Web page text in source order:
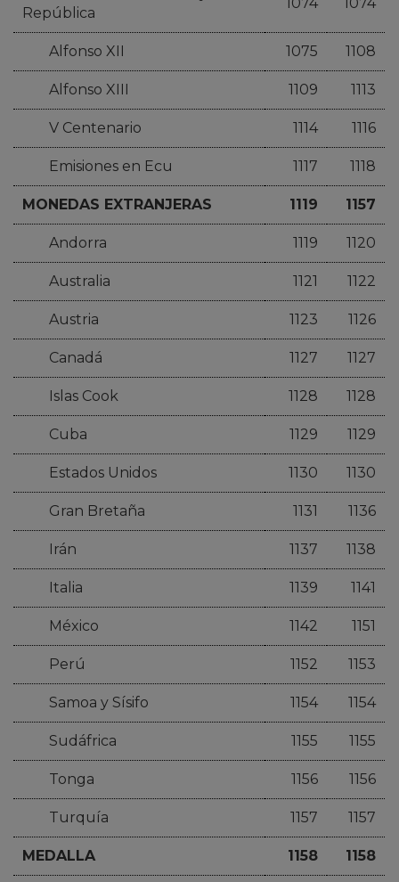
República
1074 1074
Alfonso XII 1075 1108
Alfonso XIII 1109 1113
V Centenario 1114 1116
Emisiones en Ecu 1117 1118
MONEDAS EXTRANJERAS 1119 1157
Andorra 1119 1120
Australia 1121 1122
Austria 1123 1126
Canadá 1127 1127
Islas Cook 1128 1128
Cuba 1129 1129
Estados Unidos 1130 1130
Gran Bretaña 1131 1136
Irán 1137 1138
Italia 1139 1141
México 1142 1151
Perú 1152 1153
Samoa y Sísifo 1154 1154
Sudáfrica 1155 1155
Tonga 1156 1156
Turquía 1157 1157
MEDALLA 1158 1158